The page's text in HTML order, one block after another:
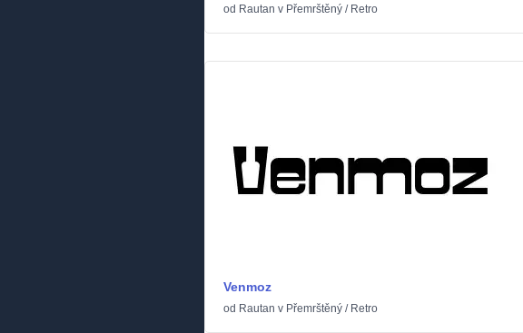
od Rautan v Přemrštěný / Retro
Venmoz
od Rautan v Přemrštěný / Retro